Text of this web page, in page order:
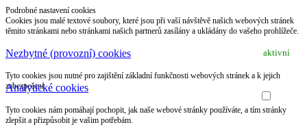
Podrobné nastavení cookies
Cookies jsou malé textové soubory, které jsou při vaší návštěvě našich webových stránek
těmito stránkami nebo stránkami našich partnerů zasílány a ukládány do vašeho prohlížeče.
Nezbytné (provozní) cookies aktivní
Tyto cookies jsou nutné pro zajištění základní funkčnosti webových stránek a k jejich
zabezpečení.
Analytické cookies
Tyto cookies nám pomáhají pochopit, jak naše webové stránky používáte, a tím stránky
zlepšit a přizpůsobit je vašim potřebám.